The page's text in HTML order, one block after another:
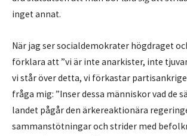
inget annat.
När jag ser socialdemokrater högdraget
förklara att ”vi är inte anarkister, inte
vi står över detta, vi förkastar
fråga mig: ”Inser dessa människor vad de
landet pågår den ärkereaktionära
sammanstötningar och strider med